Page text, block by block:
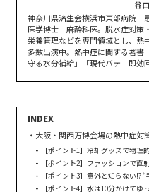
谷
神奈川県済生会横浜市東部病院
医学博士 麻酔科医。脱水症対策
栄養管理などを専門領域とし、熱
多数出演中。熱中症に関する著書
守る水分補給」「現代バテ 即効
大阪・関西万博会場の熱中症対
【ポイント1】冷却グッズで物理
【ポイント2】ファッションで直
【ポイント3】意外と知らない!?
【ポイント4】水は10分かけてゆ